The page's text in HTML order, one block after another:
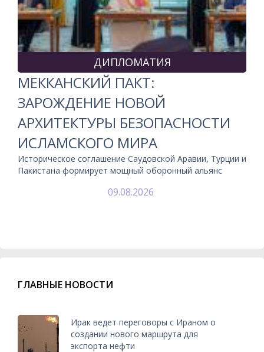
ДИПЛОМАТИЯ
МЕККАНСКИЙ ПАКТ:
ЗАРОЖДЕНИЕ НОВОЙ
АРХИТЕКТУРЫ БЕЗОПАСНОСТИ
ИСЛАМСКОГО МИРА
Историческое соглашение Саудовской Аравии, Турции и
Пакистана формирует мощный оборонный альянс
09.08.2026
ГЛАВНЫЕ НОВОСТИ
Ирак ведет переговоры с Ираном о
создании нового маршрута для
экспорта нефти